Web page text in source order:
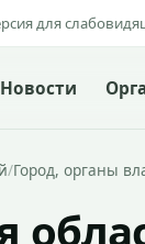
для
Новости
/Город, органы